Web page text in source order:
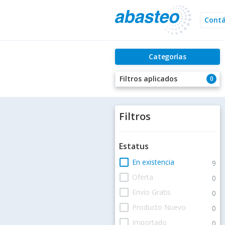
Categorías
0
Filtros aplicados
Filtros
Estatus
check_box_outline_blank En existencia 9
check_box_outline_blank Oferta 0
check_box_outline_blank Envío Gratis 0
check_box_outline_blank Producto Nuevo 0
check_box_outline_blank Importado